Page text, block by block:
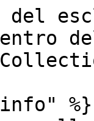
%}